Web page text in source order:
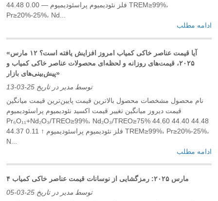
44.48 0.00 — فلز نئودیمیوم پراسئودیمیوم TREM≥99%،
Pr≥20%-25%، Nd...
ادامه مطلب
«آیا قیمت عناصر خاکی کمیاب امروز افزایش یافته است؟ ۱۲ مارس
۲۰۲۵، قیمت‌های روزانه و لحظه‌ای محصولات عناصر خاکی کمیاب و
پیش‌بینی‌های بازار»
توسط مدیر در تاریخ 25-03-13
نام محصول مشخصات محصول بالاترین قیمت پایین‌ترین قیمت میانگین
قیمت دیروز میانگین تغییر قیمت اکسید نئودیمیوم پراسئودیمیوم
Pr₆O₁₁+Nd₂O₃/TREO≥99%، Nd₂O₃/TREO≥75% 44.60 44.40 44.48
44.37 0.11 ↑ فلز نئودیمیوم پراسئودیمیوم TREM≥99%، Pr≥20%-25%،
N...
ادامه مطلب
۴ مارس ۲۰۲۵: رمزگشایی از نوسانات قیمت عناصر خاکی کمیاب
توسط مدیر در تاریخ 25-03-05